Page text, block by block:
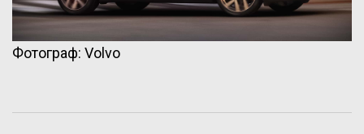
Фотограф: Volvo